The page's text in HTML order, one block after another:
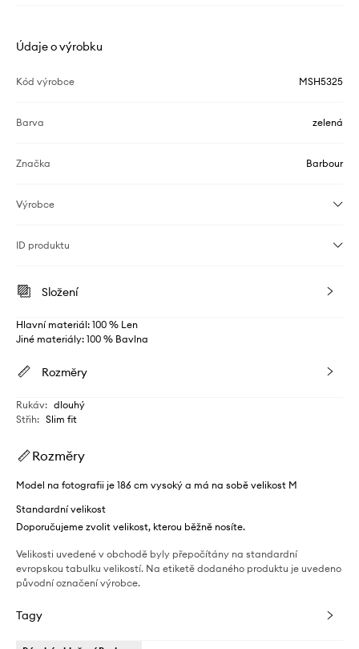
Údaje o výrobku
Kód výrobce MSH5325
Barva zelená
Značka Barbour
Výrobce
ID produktu
Složení
Hlavní materiál: 100 % Len
Jiné materiály: 100 % Bavlna
Rozměry
Rukáv: dlouhý
Střih: Slim fit
Rozměry
Model na fotografii je 186 cm vysoký a má na sobě velikost M
Standardní velikost
Doporučujeme zvolit velikost, kterou běžně nosíte.
Velikosti uvedené v obchodě byly přepočítány na standardní
evropskou tabulku velikostí. Na etiketě dodaného produktu je uvedeno
původní označení výrobce.
Tagy